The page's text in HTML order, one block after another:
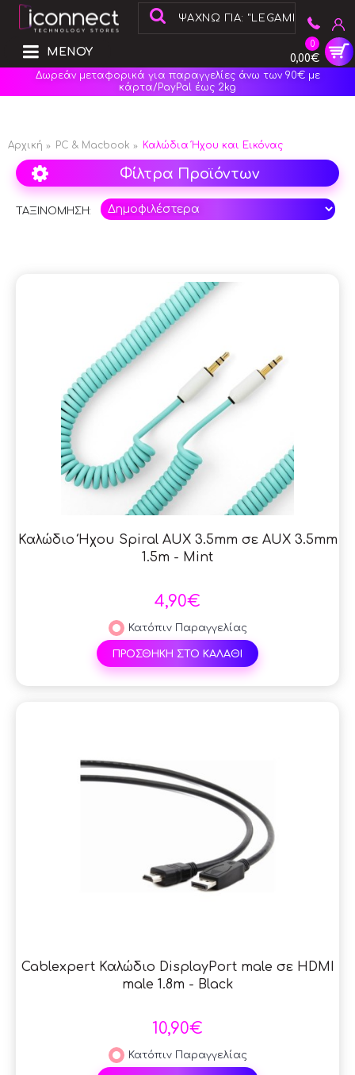
0
0,00€
ΜΕΝΟΥ
Δωρεάν μεταφορικά για παραγγελίες άνω των 90€ με
κάρτα/PayPal έως 2kg
Αρχική PC & Macbook Καλώδια Ήχου και Εικόνας
Φίλτρα Προϊόντων
ΤΑΞΙΝΟΜΗΣΗ:
Καλώδιο Ήχου Spiral AUX 3.5mm σε AUX 3.5mm
1.5m - Mint
4,90€
Κατόπιν Παραγγελίας
ΠΡΟΣΘΗΚΗ ΣΤΟ ΚΑΛΑΘΙ
Cablexpert Καλώδιο DisplayPort male σε HDMI
male 1.8m - Black
10,90€
Κατόπιν Παραγγελίας